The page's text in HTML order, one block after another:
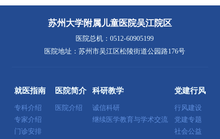
苏州大学附属儿童医院吴江院区
医院总机：0512-60905199
医院地址：苏州市吴江区松陵街道公园路176号
就医指南
专科介绍
专家介绍
门诊安排
医院简介
医院介绍
科研教学
诚信科研
继续医学教育与学术交流
党建行风
行风建设
党建专题
社会公益